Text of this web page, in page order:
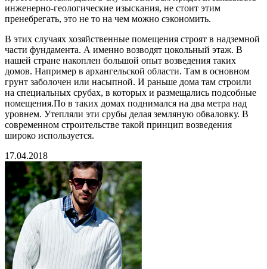
инженерно-геологические изыскания, не стоит этим
пренебрегать, это не то на чем можно сэкономить.
В этих случаях хозяйственные помещения строят в надземной
части фундамента. А именно возводят цокольный этаж. В
нашей стране накоплен большой опыт возведения таких
домов. Например в архангельской области. Там в основном
грунт заболочен или насыпной. И раньше дома там строили
на специальных срубах, в которых и размещались подсобные
помещения.По в таких домах поднимался на два метра над
уровнем. Утепляли эти срубы делая земляную обваловку. В
современном строительстве такой принцип возведения
широко используется.
17.04.2018